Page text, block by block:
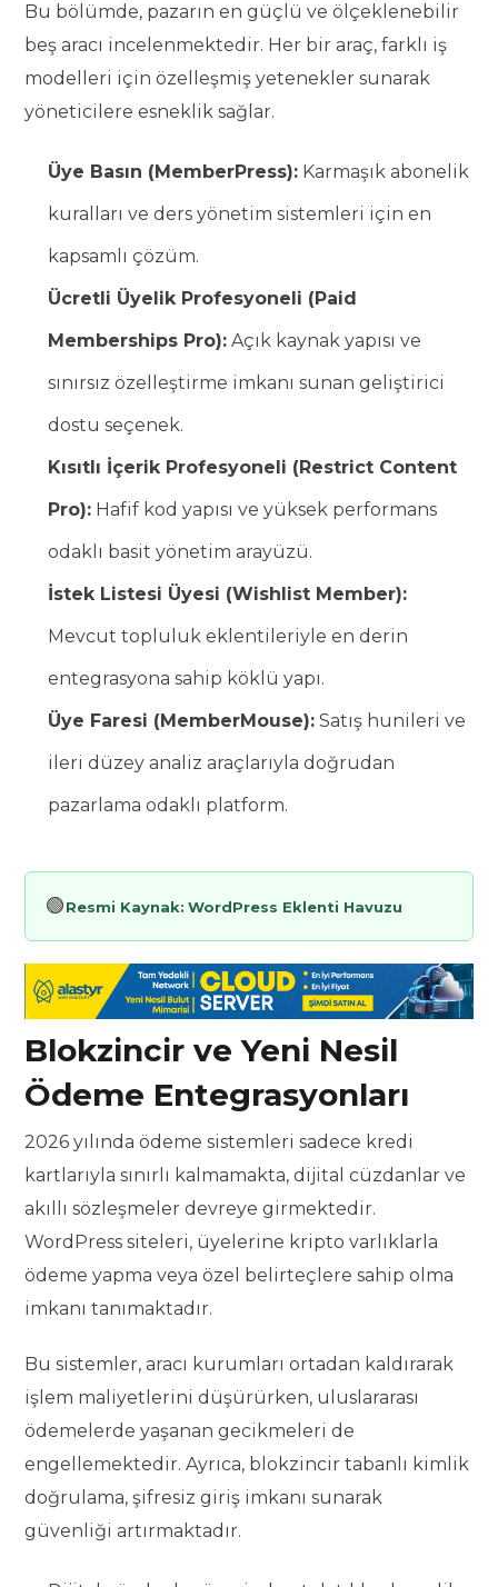
Bu bölümde, pazarın en güçlü ve ölçeklenebilir
beş aracı incelenmektedir. Her bir araç, farklı iş
modelleri için özelleşmiş yetenekler sunarak
yöneticilere esneklik sağlar.
Üye Basın (MemberPress): Karmaşık abonelik
kuralları ve ders yönetim sistemleri için en
kapsamlı çözüm.
Ücretli Üyelik Profesyoneli (Paid
Memberships Pro): Açık kaynak yapısı ve
sınırsız özelleştirme imkanı sunan geliştirici
dostu seçenek.
Kısıtlı İçerik Profesyoneli (Restrict Content
Pro): Hafif kod yapısı ve yüksek performans
odaklı basit yönetim arayüzü.
İstek Listesi Üyesi (Wishlist Member):
Mevcut topluluk eklentileriyle en derin
entegrasyona sahip köklü yapı.
Üye Faresi (MemberMouse): Satış hunileri ve
ileri düzey analiz araçlarıyla doğrudan
pazarlama odaklı platform.
🟢Resmi Kaynak: WordPress Eklenti Havuzu
Blokzincir ve Yeni Nesil
Ödeme Entegrasyonları
2026 yılında ödeme sistemleri sadece kredi
kartlarıyla sınırlı kalmamakta, dijital cüzdanlar ve
akıllı sözleşmeler devreye girmektedir.
WordPress siteleri, üyelerine kripto varlıklarla
ödeme yapma veya özel belirteçlere sahip olma
imkanı tanımaktadır.
Bu sistemler, aracı kurumları ortadan kaldırarak
işlem maliyetlerini düşürürken, uluslararası
ödemelerde yaşanan gecikmeleri de
engellemektedir. Ayrıca, blokzincir tabanlı kimlik
doğrulama, şifresiz giriş imkanı sunarak
güvenliği artırmaktadır.